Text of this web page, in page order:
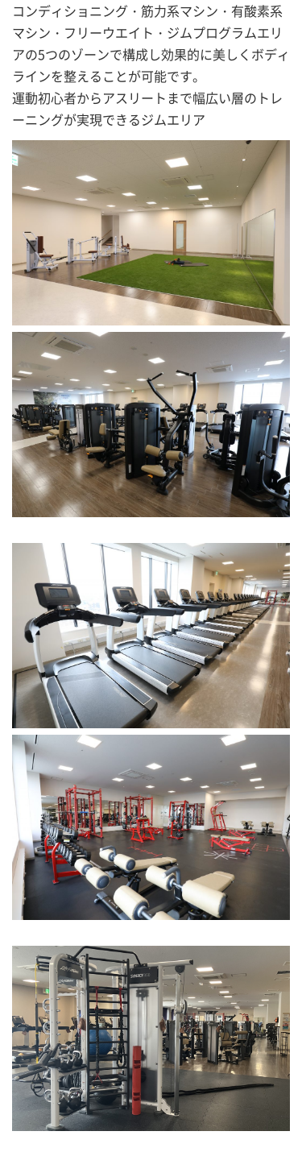
コンディショニング・筋力系マシン・有酸素系
マシン・フリーウエイト・ジムプログラムエリ
アの5つのゾーンで構成し効果的に美しくボディ
ラインを整えることが可能です。
運動初心者からアスリートまで幅広い層のトレ
ーニングが実現できるジムエリア